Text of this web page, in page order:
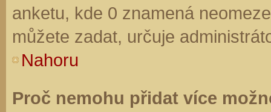
anketu, kde 0 znamená
můžete zadat, určuje
Nahoru
Proč nemohu přidat více